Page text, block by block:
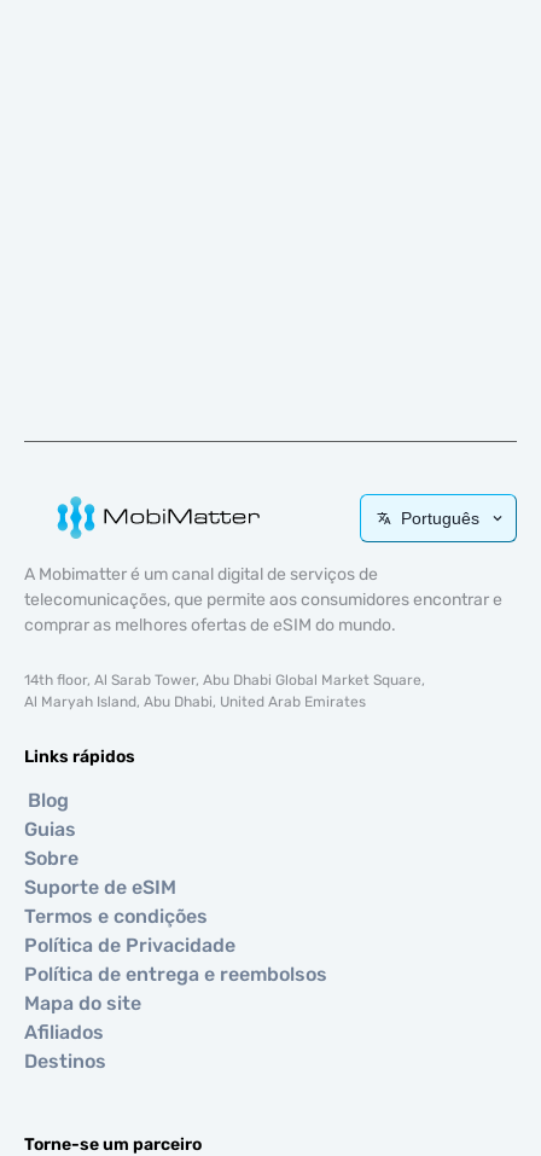
Português
A Mobimatter é um canal digital de serviços de
telecomunicações, que permite aos consumidores encontrar e
comprar as melhores ofertas de eSIM do mundo.
14th floor, Al Sarab Tower, Abu Dhabi Global Market Square,
Al Maryah Island, Abu Dhabi, United Arab Emirates
Links rápidos
Blog
Guias
Sobre
Suporte de eSIM
Termos e condições
Política de Privacidade
Política de entrega e reembolsos
Mapa do site
Afiliados
Destinos
Torne-se um parceiro